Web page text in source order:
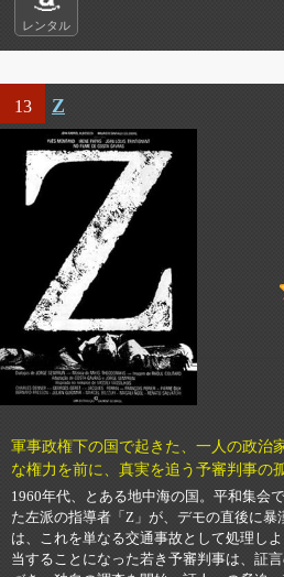
レンタル
13 Z
軍事政権下の国で起きた、一人の政治
な権力を前に、真実を追う予審判事の
1960年代、とある地中海の国。平和集会
た左派の指導者「Z」が、デモの直後に暴
は、これを単なる交通事故として処理し
当することになった若き予審判事は、証